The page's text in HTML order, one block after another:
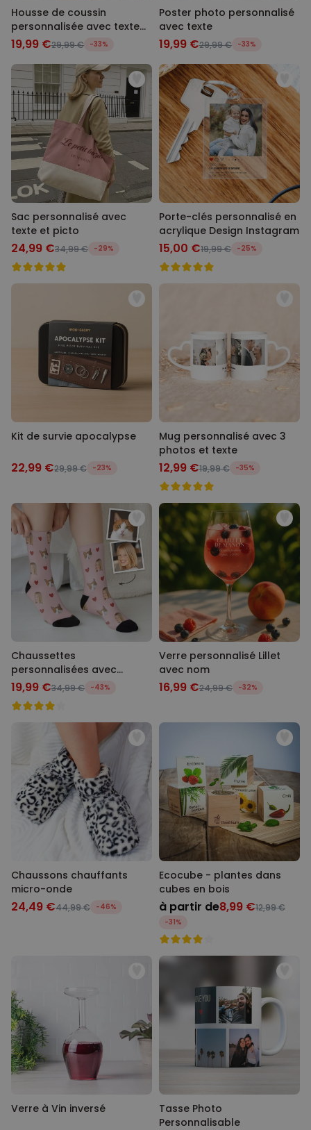
Housse de coussin
personnalisée avec texte
et symboles
19,99 €29,99 € -33%
Poster photo personnalisé
avec texte
19,99 €29,99 € -33%
Sac personnalisé avec
texte et picto
24,99 €34,99 € -29%
Porte-clés personnalisé en
acrylique Design Instagram
15,00 €19,99 € -25%
Kit de survie apocalypse
22,99 €29,99 € -23%
Mug personnalisé avec 3
photos et texte
12,99 €19,99 € -35%
Chaussettes
personnalisées avec
animal de compagnie et
visage
19,99 €34,99 € -43%
Verre personnalisé Lillet
avec nom
16,99 €24,99 € -32%
Chaussons chauffants
micro-onde
24,49 €44,99 € -46%
Ecocube - plantes dans
cubes en bois
à partir de8,99 €12,99 €
-31%
Verre à Vin inversé
Tasse Photo
Personnalisable